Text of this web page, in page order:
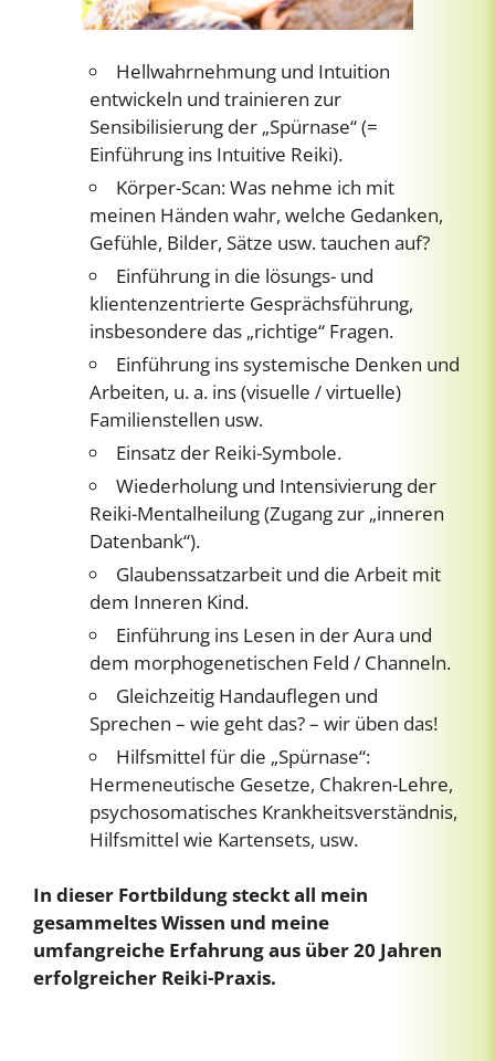
Hellwahrnehmung und Intuition
entwickeln und trainieren zur
Sensibilisierung der „Spürnase“ (=
Einführung ins Intuitive Reiki).
Körper-Scan: Was nehme ich mit
meinen Händen wahr, welche Gedanken,
Gefühle, Bilder, Sätze usw. tauchen auf?
Einführung in die lösungs- und
klientenzentrierte Gesprächsführung,
insbesondere das „richtige“ Fragen.
Einführung ins systemische Denken und
Arbeiten, u. a. ins (visuelle / virtuelle)
Familienstellen usw.
Einsatz der Reiki-Symbole.
Wiederholung und Intensivierung der
Reiki-Mentalheilung (Zugang zur „inneren
Datenbank“).
Glaubenssatzarbeit und die Arbeit mit
dem Inneren Kind.
Einführung ins Lesen in der Aura und
dem morphogenetischen Feld / Channeln.
Gleichzeitig Handauflegen und
Sprechen – wie geht das? – wir üben das!
Hilfsmittel für die „Spürnase“:
Hermeneutische Gesetze, Chakren-Lehre,
psychosomatisches Krankheitsverständnis,
Hilfsmittel wie Kartensets, usw.
In dieser Fortbildung steckt all mein
gesammeltes Wissen und meine
umfangreiche Erfahrung aus über 20 Jahren
erfolgreicher Reiki-Praxis.